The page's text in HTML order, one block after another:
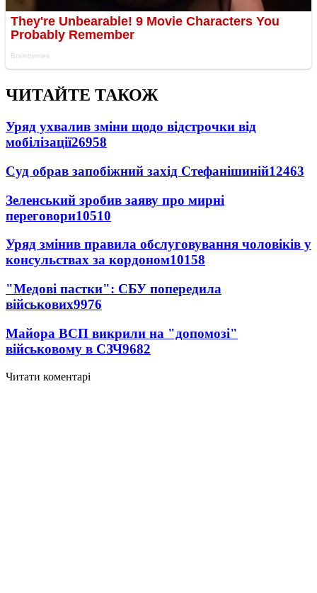
ЧИТАЙТЕ ТАКОЖ
Уряд ухвалив зміни щодо відстрочки від
мобілізації26958
Суд обрав запобіжний захід Стефанішиній12463
Зеленський зробив заяву про мирні
переговори10510
Уряд змінив правила обслуговування чоловіків у
консульствах за кордоном10158
"Медові пастки": СБУ попередила
військових9976
Майора ВСП викрили на "допомозі"
військовому в СЗЧ9682
Читати коментарі